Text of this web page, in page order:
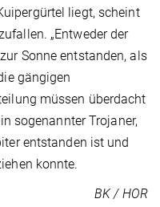
liegt, scheint
„Entweder der
Sonne entstanden, als
gängigen
müssen überdacht
sogenannter Trojaner,
entstanden ist und
konnte.
BK / HOR